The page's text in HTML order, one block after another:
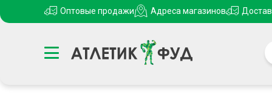
Оптовые продажи Адреса магазинов